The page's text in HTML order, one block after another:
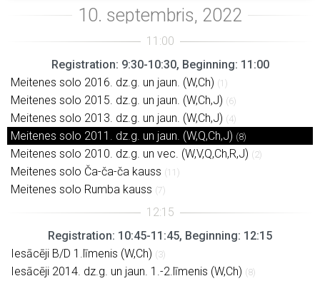
Registration: 9:30-10:30, Beginning: 11:00
Meitenes solo 2016. dz.g. un jaun. (W,Ch) (1)
Meitenes solo 2015. dz.g. un jaun. (W,Ch,J) (6)
Meitenes solo 2013. dz.g. un jaun. (W,Ch,J) (4)
Meitenes solo 2011. dz.g. un jaun. (W,Q,Ch,J) (8)
Meitenes solo 2010. dz.g. un vec. (W,V,Q,Ch,R,J) (2)
Meitenes solo Ča-ča-ča kauss (11)
Meitenes solo Rumba kauss (7)
Registration: 10:45-11:45, Beginning: 12:15
Iesācēji B/D 1.līmenis (W,Ch) (3)
Iesācēji 2014. dz.g. un jaun. 1.-2.līmenis (W,Ch) (8)